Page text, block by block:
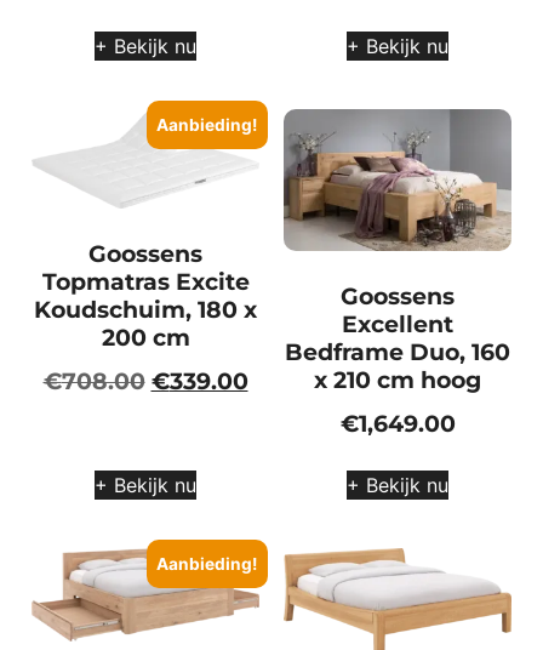
+ Bekijk nu + Bekijk nu
Aanbieding!
Goossens
Topmatras Excite
Koudschuim, 180 x
200 cm
€708.00 €339.00
+ Bekijk nu
Goossens
Excellent
Bedframe Duo, 160
x 210 cm hoog
€1,649.00
+ Bekijk nu
Aanbieding!